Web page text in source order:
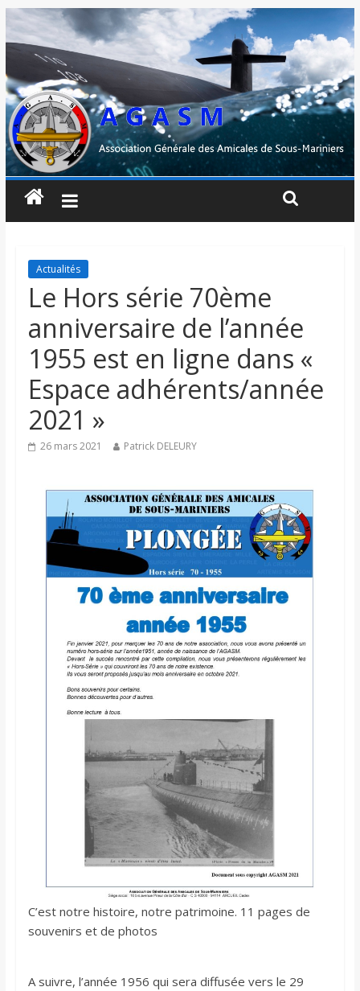
Actualités
Le Hors série 70ème
anniversaire de l’année
1955 est en ligne dans «
Espace adhérents/année
2021 »
26 mars 2021 Patrick DELEURY
C’est notre histoire, notre patrimoine. 11 pages de
souvenirs et de photos
A suivre, l’année 1956 qui sera diffusée vers le 29